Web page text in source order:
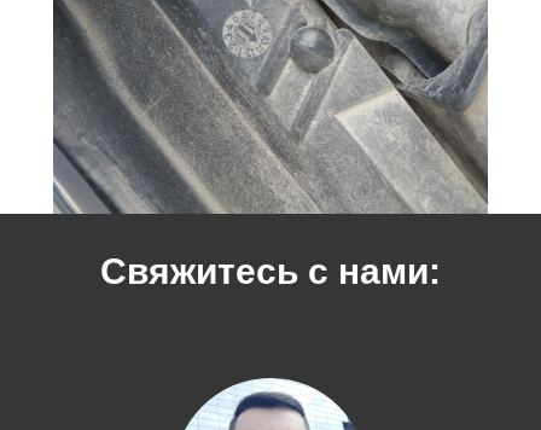
Свяжитесь с нами: